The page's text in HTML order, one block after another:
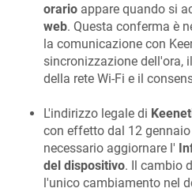
orario appare quando si
web. Questa conferma è
la comunicazione con
sincronizzazione dell'ora,
della rete Wi-Fi e il
L'indirizzo legale di
con effetto dal 12
necessario aggiornare l'
del dispositivo. Il cambio
l'unico cambiamento nel